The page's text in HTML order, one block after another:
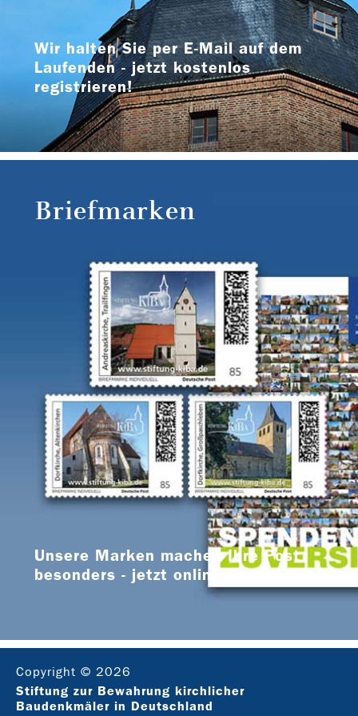
Wir halten Sie per E-Mail auf dem
Laufenden - jetzt kostenlos
registrieren!
Briefmarken
Unsere Marken machen Ihre Post
besonders - jetzt online bestellen
Copyright © 2026
Stiftung zur Bewahrung kirchlicher
Baudenkmäler in Deutschland